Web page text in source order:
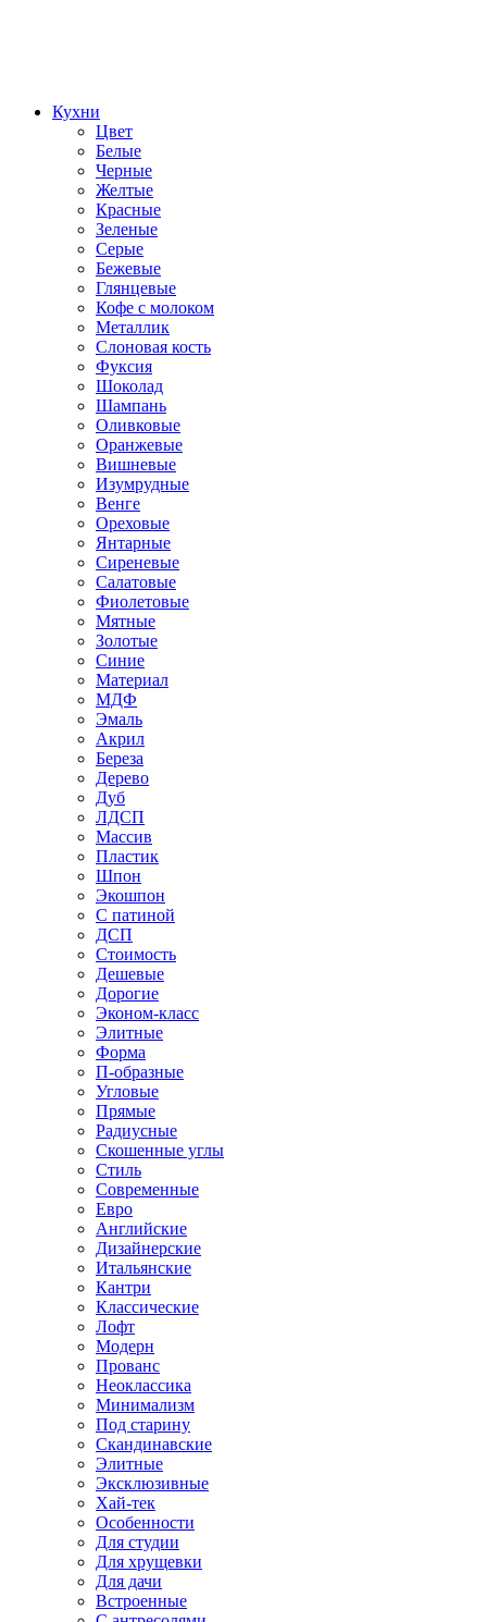
Кухни
Цвет
Белые
Черные
Желтые
Красные
Зеленые
Серые
Бежевые
Глянцевые
Кофе с молоком
Металлик
Слоновая кость
Фуксия
Шоколад
Шампань
Оливковые
Оранжевые
Вишневые
Изумрудные
Венге
Ореховые
Янтарные
Сиреневые
Салатовые
Фиолетовые
Мятные
Золотые
Синие
Материал
МДФ
Эмаль
Акрил
Береза
Дерево
Дуб
ЛДСП
Массив
Пластик
Шпон
Экошпон
С патиной
ДСП
Стоимость
Дешевые
Дорогие
Эконом-класс
Элитные
Форма
П-образные
Угловые
Прямые
Радиусные
Скошенные углы
Стиль
Современные
Евро
Английские
Дизайнерские
Итальянские
Кантри
Классические
Лофт
Модерн
Прованс
Неоклассика
Минимализм
Под старину
Скандинавские
Элитные
Эксклюзивные
Хай-тек
Особенности
Для студии
Для хрущевки
Для дачи
Встроенные